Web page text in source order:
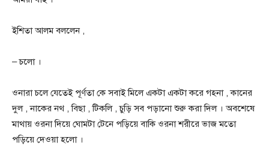
ইশিতা আলম বললেন ,
– চলো ।
ওনারা চলে যেতেই পূর্ণতা কে সবাই মিলে একটা একটা করে গহনা , কানের
দুল , নাকের নথ , বিছা , টিকলি , চুড়ি সব পড়ানো শুরু করা দিল । অবশেষে
মাথায় ওরনা দিয়ে ঘোমটা টেনে পড়িয়ে বাকি ওরনা শরীরে ভাজ মতো
পড়িয়ে দেওয়া হলো ।